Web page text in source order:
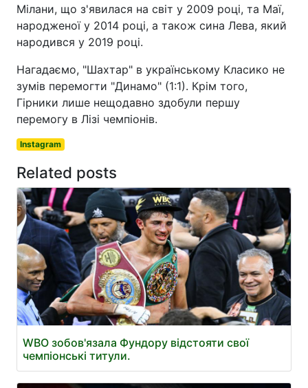
Мілани, що з'явилася на світ у 2009 році, та Маї,
народженої у 2014 році, а також сина Лева, який
народився у 2019 році.
Нагадаємо, "Шахтар" в українському Класико не
зумів перемогти "Динамо" (1:1). Крім того,
Гірники лише нещодавно здобули першу
перемогу в Лізі чемпіонів.
Instagram
Related posts
WBO зобов'язала Фундору відстояти свої
чемпіонські титули.